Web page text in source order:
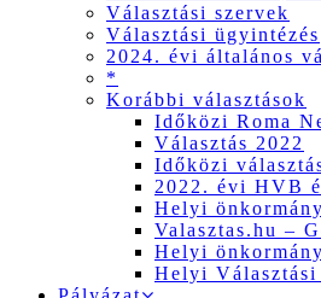
Választási szervek
Választási ügyintézés
2024. évi általános
*
Korábbi választások
Időközi Roma
Választás 2022
Időközi
2022. évi HVB
Helyi
Valasztas.hu –
Helyi
Helyi Választási